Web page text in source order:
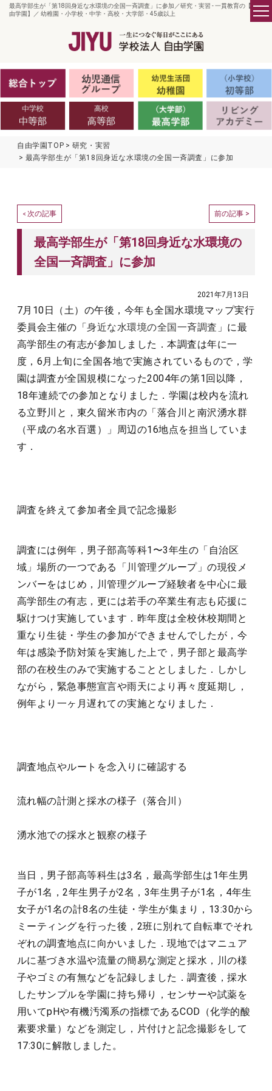
最高学部生が「第18回身近な水環境の全国一斉調査」に参加／研究・実習 - 一貫教育の【自
由学園】／ 幼稚園・小学校・中学・高校・大学部・45歳以上
自由学園TOP
研究・実習
最高学部生が「第18回身近な水環境の全国一斉調査」に参加
< 次の記事 前の記事 >
最高学部生が「第18回身近な水環境の
全国一斉調査」に参加
2021年7月13日
7月10日（土）の午後，今年も全国水環境マップ実行
委員会主催の「身近な水環境の全国一斉調査 」に最
高学部生の有志が参加しました．本調査は年に一
度，6月上旬に全国各地で実施されているもので，学
園は調査が全国規模になった2004年の第1回以降，
18年連続での参加となりました．学園は校内を流れ
る立野川と，東久留米市内の「落合川と南沢湧水群
（平成の名水百選）」周辺の16地点を担当していま
す．
調査を終えて参加者全員で記念撮影
調査には例年，男子部高等科1〜3年生の「自治区
域」場所の一つである「川管理グループ」の現役メ
ンバーをはじめ，川管理グループ経験者を中心に最
高学部生の有志，更には若手の卒業生有志も応援に
駆けつけ実施しています．昨年度は全校休校期間と
重なり生徒・学生の参加ができませんでしたが，今
年は感染予防対策を実施した上で，男子部と最高学
部の在校生のみで実施することとしました．しかし
ながら，緊急事態宣言や雨天により再々度延期し，
例年より一ヶ月遅れての実施となりました．
調査地点やルートを念入りに確認する
流れ幅の計測と採水の様子（落合川）
湧水池での採水と観察の様子
当日，男子部高等科生は3名，最高学部生は1年生男
子が1名，2年生男子が2名，3年生男子が1名，4年生
女子が1名の計8名の生徒・学生が集まり，13:30から
ミーティングを行った後，2班に別れて自転車でそれ
ぞれの調査地点に向かいました．現地ではマニュア
ルに基づき水温や流量の簡易な測定と採水，川の様
子やゴミの有無などを記録しました．調査後，採水
したサンプルを学園に持ち帰り，センサーや試薬を
用いてpHや有機汚濁系の指標であるCOD（化学的酸
素要求量）などを測定し，片付けと記念撮影をして
17:30に解散しました。